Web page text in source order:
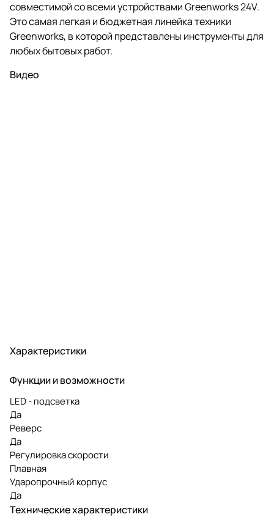
совместимой со всеми устройствами Greenworks 24V.
Это самая легкая и бюджетная линейка техники
Greenworks, в которой представлены инструменты для
любых бытовых работ.
Видео
Характеристики
Функции и возможности
LED - подсветка
Да
Реверс
Да
Регулировка скорости
Плавная
Ударопрочный корпус
Да
Технические характеристики